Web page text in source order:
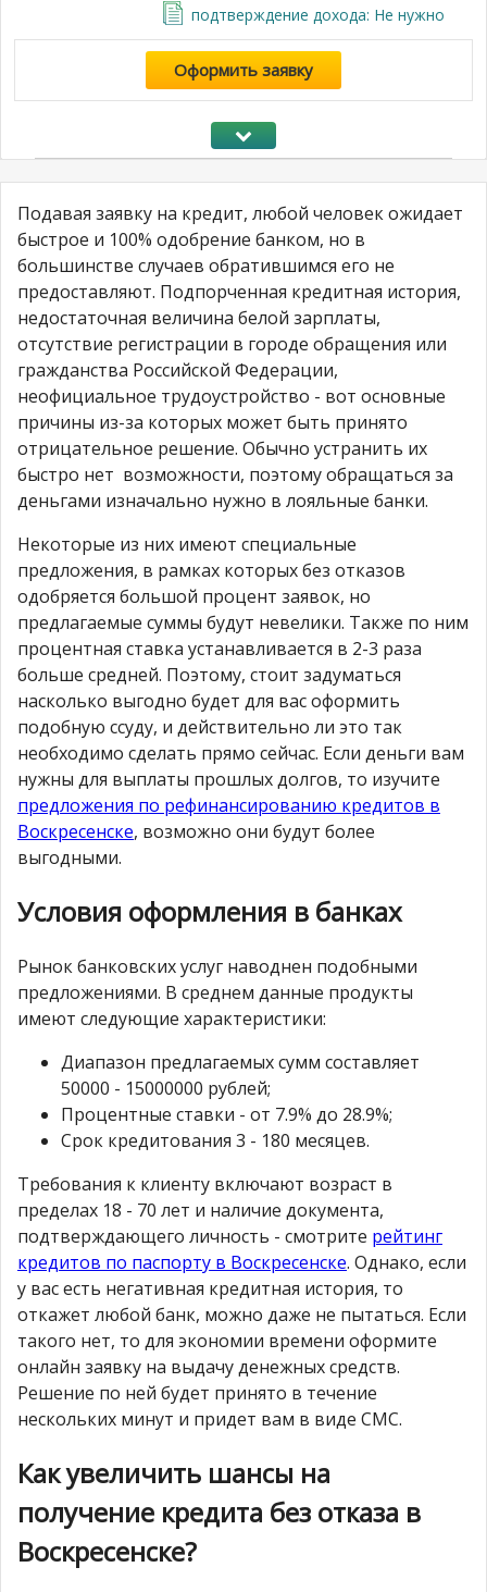
подтверждение дохода: Не нужно
Оформить заявку
Подавая заявку на кредит, любой человек ожидает
быстрое и 100% одобрение банком, но в
большинстве случаев обратившимся его не
предоставляют. Подпорченная кредитная история,
недостаточная величина белой зарплаты,
отсутствие регистрации в городе обращения или
гражданства Российской Федерации,
неофициальное трудоустройство - вот основные
причины из-за которых может быть принято
отрицательное решение. Обычно устранить их
быстро нет возможности, поэтому обращаться за
деньгами изначально нужно в лояльные банки.
Некоторые из них имеют специальные
предложения, в рамках которых без отказов
одобряется большой процент заявок, но
предлагаемые суммы будут невелики. Также по ним
процентная ставка устанавливается в 2-3 раза
больше средней. Поэтому, стоит задуматься
насколько выгодно будет для вас оформить
подобную ссуду, и действительно ли это так
необходимо сделать прямо сейчас. Если деньги вам
нужны для выплаты прошлых долгов, то изучите
предложения по рефинансированию кредитов в
Воскресенске, возможно они будут более
выгодными.
Условия оформления в банках
Рынок банковских услуг наводнен подобными
предложениями. В среднем данные продукты
имеют следующие характеристики:
Диапазон предлагаемых сумм составляет
50000 - 15000000 рублей;
Процентные ставки - от 7.9% до 28.9%;
Срок кредитования 3 - 180 месяцев.
Требования к клиенту включают возраст в
пределах 18 - 70 лет и наличие документа,
подтверждающего личность - смотрите рейтинг
кредитов по паспорту в Воскресенске. Однако, если
у вас есть негативная кредитная история, то
откажет любой банк, можно даже не пытаться. Если
такого нет, то для экономии времени оформите
онлайн заявку на выдачу денежных средств.
Решение по ней будет принято в течение
нескольких минут и придет вам в виде СМС.
Как увеличить шансы на
получение кредита без отказа в
Воскресенске?